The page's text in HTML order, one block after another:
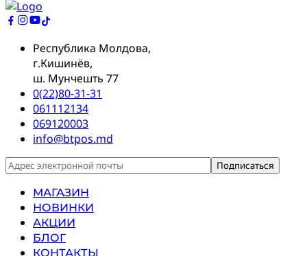
Республика Молдова,
г.Кишинёв,
ш. Мунчешть 77
0(22)80-31-31
061112134
069120003
info@btpos.md
МАГАЗИН
НОВИНКИ
АКЦИИ
БЛОГ
КОНТАКТЫ